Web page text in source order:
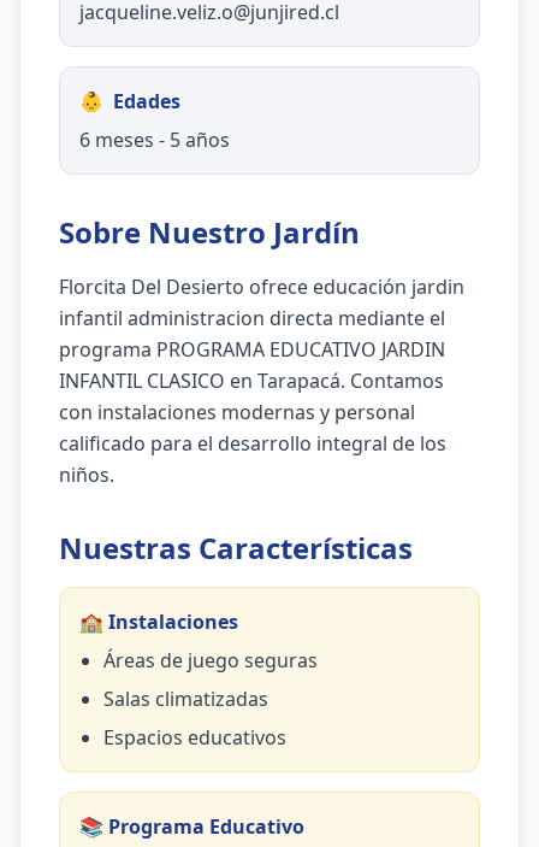
jacqueline.veliz.o@junjired.cl
👶 Edades
6 meses - 5 años
Sobre Nuestro Jardín
Florcita Del Desierto ofrece educación jardin
infantil administracion directa mediante el
programa PROGRAMA EDUCATIVO JARDIN
INFANTIL CLASICO en Tarapacá. Contamos
con instalaciones modernas y personal
calificado para el desarrollo integral de los
niños.
Nuestras Características
🏫 Instalaciones
Áreas de juego seguras
Salas climatizadas
Espacios educativos
📚 Programa Educativo